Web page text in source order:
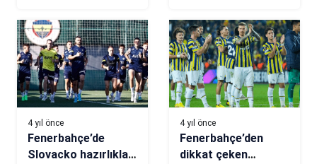
oyundan
memnundur!
4 yıl önce
Fenerbahçe’de
Slovacko hazırlıkları
4 yıl önce
Fenerbahçe’den
dikkat çeken